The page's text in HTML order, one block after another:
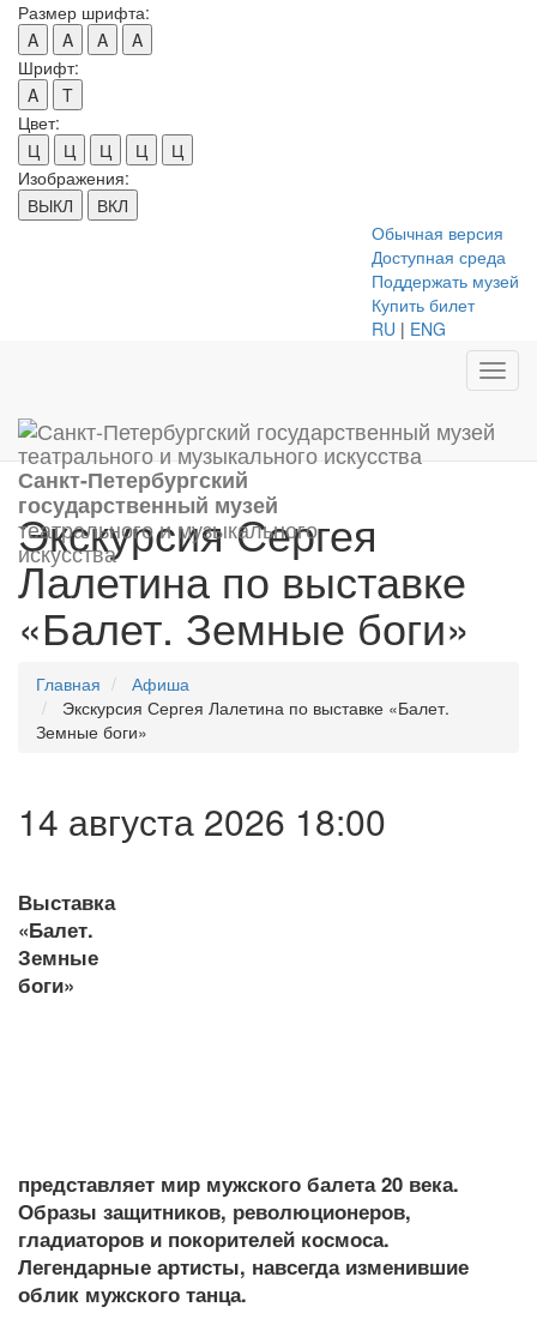
Размер шрифта:
A
A A
A
Шрифт:
A
T
Цвет:
Ц
Ц Ц Ц
Ц
Изображения:
ВЫКЛ
ВКЛ
Обычная версия
Доступная среда
Поддержать музей
Купить билет
RU | ENG
Санкт-Петербургский
государственный музей
театрального и музыкального
искусства
Экскурсия Сергея
Лалетина по выставке
«Балет. Земные боги»
Главная
Афиша
Экскурсия Сергея Лалетина по выставке «Балет.
Земные боги»
14 августа 2026 18:00
Выставка
«Балет.
Земные
боги»
представляет мир мужского балета 20 века.
Образы защитников, революционеров,
гладиаторов и покорителей космоса.
Легендарные артисты, навсегда изменившие
облик мужского танца.